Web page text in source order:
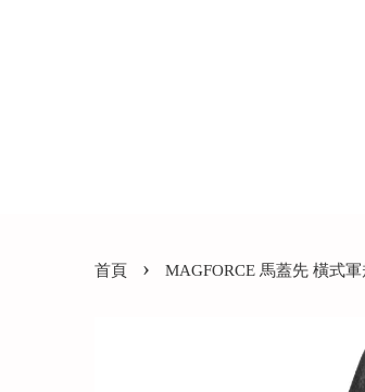
首頁 › MAGFORCE 馬蓋先 橫式